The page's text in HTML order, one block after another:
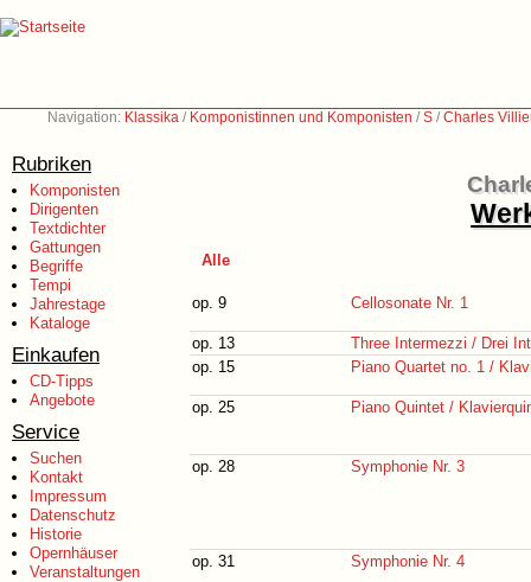
Navigation: Klassika / Komponistinnen und Komponisten /S /Charles
Rubriken
Komponisten
Dirigenten
Textdichter
Gattungen
Begriffe
Tempi
Jahrestage
Kataloge
Einkaufen
CD-Tipps
Angebote
Service
Suchen
Kontakt
Impressum
Datenschutz
Historie
Opernhäuser
Veranstaltungen
Alle
op. 9 Cellosonate Nr. 1
op. 13
Three Intermezzi / Drei
op. 15
Piano Quartet no. 1 /
op. 25 Piano Quintet /
op. 28 Symphonie Nr. 3
op. 31 Symphonie Nr. 4